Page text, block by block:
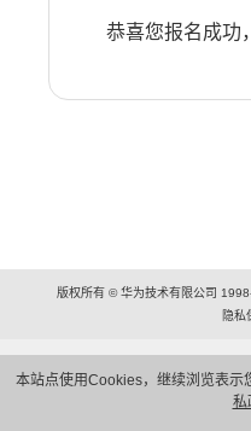
本站点使用Cookies，继续浏览表示
私
恭喜您报名成功
版权所有 © 华为技术有限公司
隐私